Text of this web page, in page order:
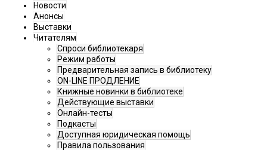
Новости
Анонсы
Выставки
Читателям
Спроси библиотекаря
Режим работы
Предварительная запись в библиотеку
ON-LINE ПРОДЛЕНИЕ
Книжные новинки в библиотеке
Действующие выставки
Онлайн-тесты
Подкасты
Доступная юридическая помощь
Правила пользования